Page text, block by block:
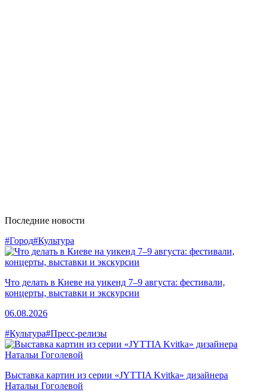
Последние новости
#Город#Культура
Что делать в Киеве на уикенд 7–9 августа: фестивали,
концерты, выставки и экскурсии
06.08.2026
#Культура#Пресс-релизы
Выставка картин из серии «JYTTIA Kvitka» дизайнера
Натальи Гоголевой